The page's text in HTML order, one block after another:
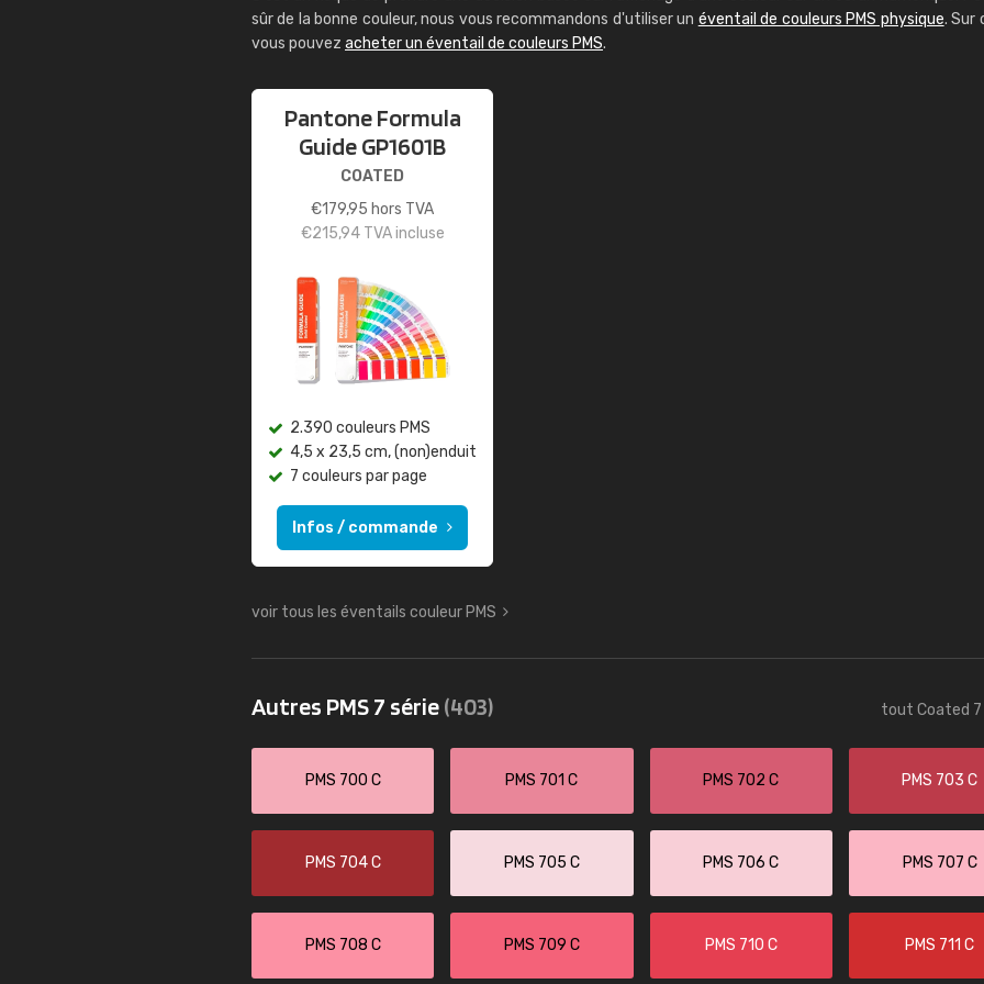
sûr de la bonne couleur, nous vous recommandons d'utiliser un éventail de couleurs PMS physique. Sur
vous pouvez acheter un éventail de couleurs PMS.
Pantone Formula
Guide GP1601B
COATED
€179,95 hors TVA
€215,94TVA incluse
2.390 couleurs PMS
4,5 x 23,5 cm, (non)enduit
7 couleurs par page
Infos / commande
voir tous les éventails couleur PMS
Autres PMS 7 série(403) tout Coated 7
PMS 700 C PMS 701 C PMS 702 C PMS 703 C
PMS 704 C PMS 705 C PMS 706 C PMS 707 C
PMS 708 C PMS 709 C PMS 710 C PMS 711 C